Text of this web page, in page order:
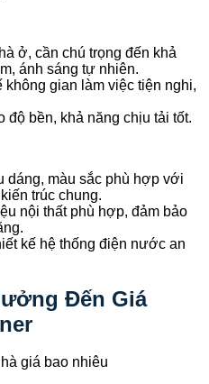
ở, cần chú trọng đến khả
ánh sáng tự nhiên.
không gian làm việc tiện nghi,
độ bền, khả năng chịu tải tốt.
dáng, màu sắc phù hợp với
trúc chung.
nội thất phù hợp, đảm bảo
kế hệ thống điện nước an
Đến Giá